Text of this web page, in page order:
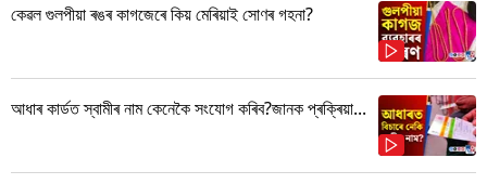
কেৱল গুলপীয়া ৰঙৰ কাগজেৰে কিয় মেৰিয়াই সোণৰ গহনা?
আধাৰ কাৰ্ডত স্বামীৰ নাম কেনেকৈ সংযোগ কৰিব?জানক প্ৰক্ৰিয়া...